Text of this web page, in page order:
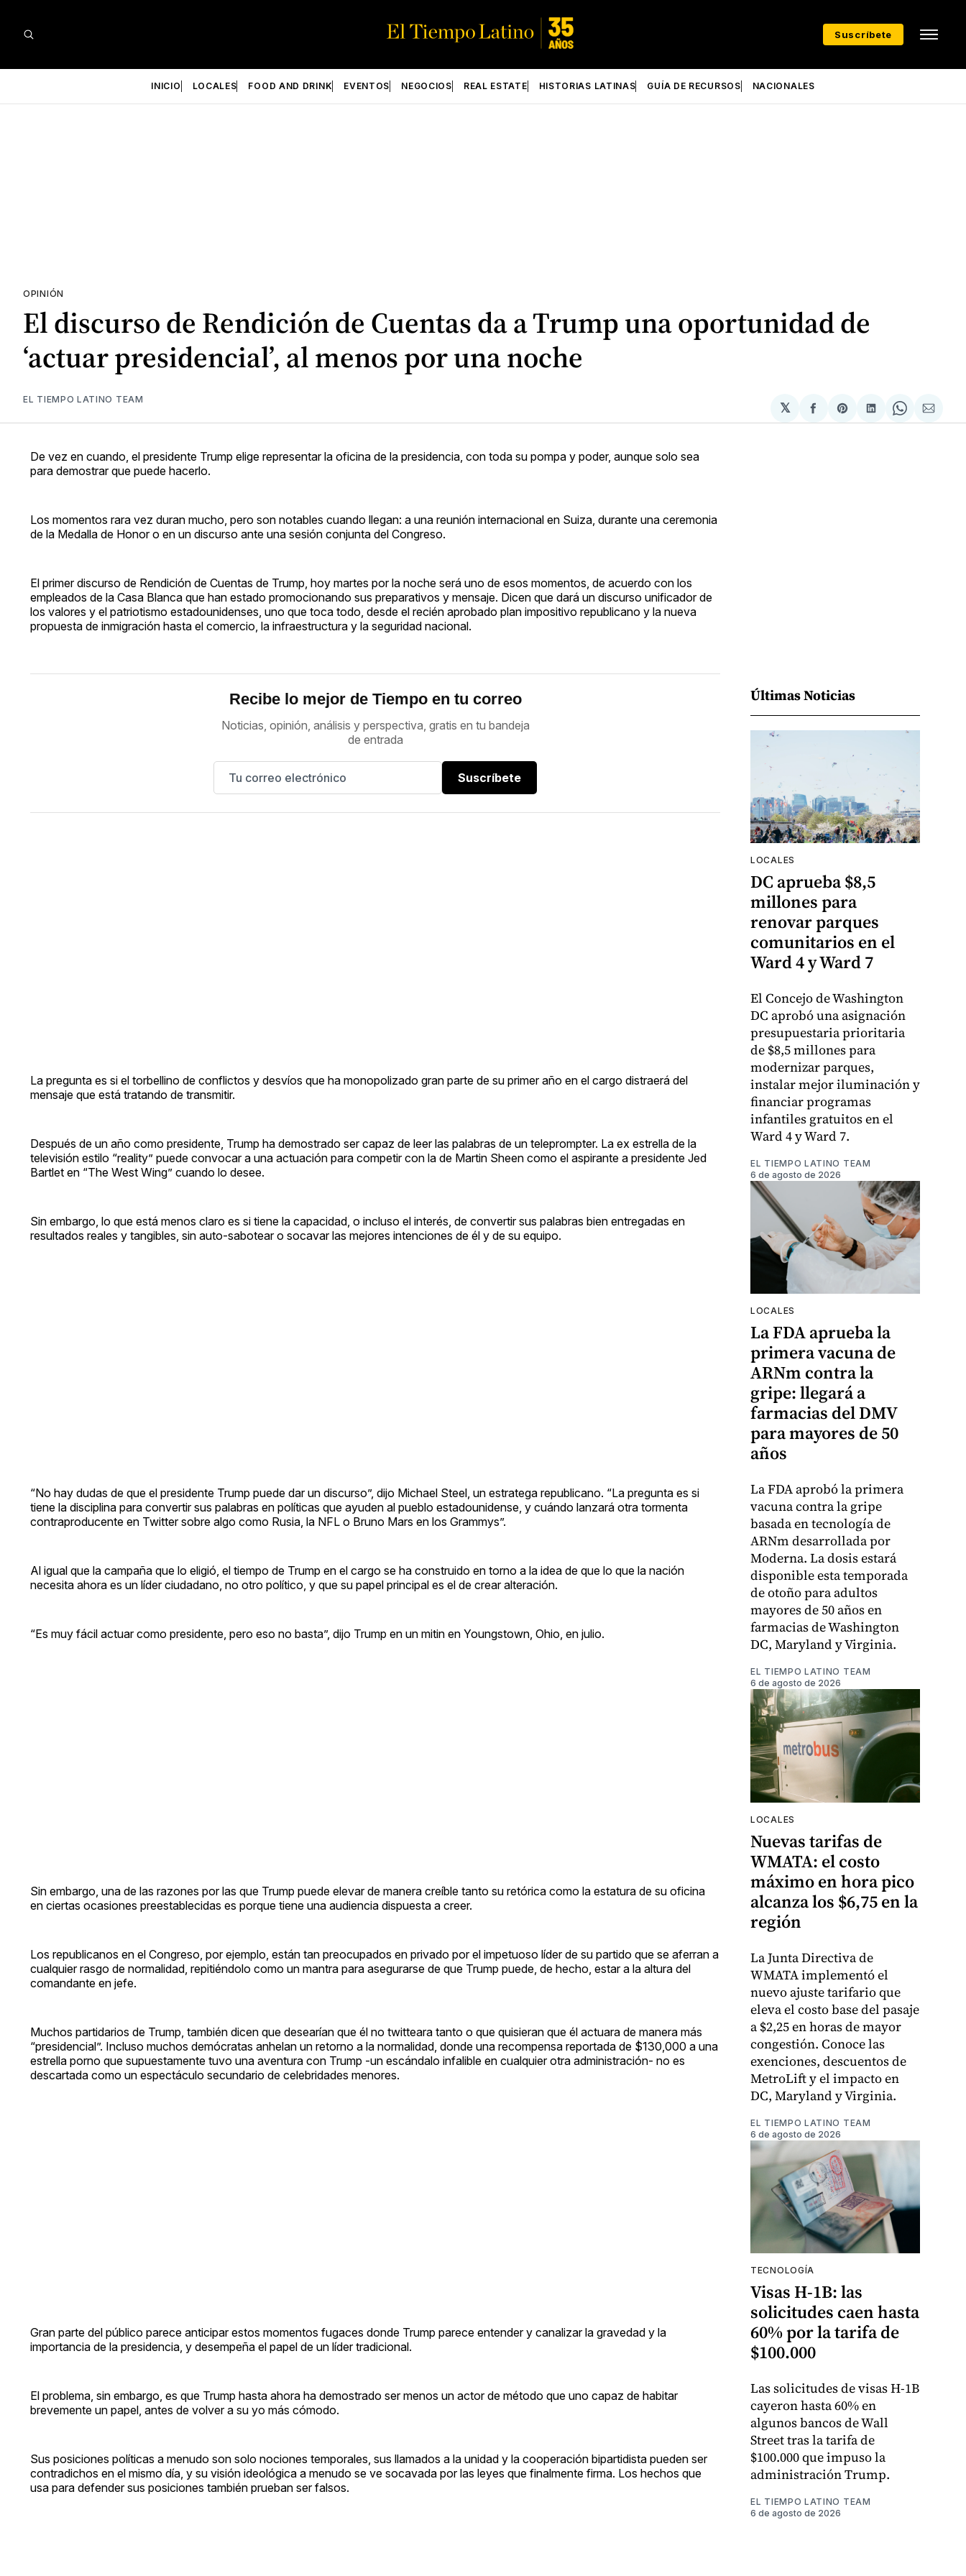
Suscríbete
INICIO LOCALES FOOD AND DRINK EVENTOS NEGOCIOS REAL ESTATE HISTORIAS LATINAS GUÍA DE RECURSOS NACIONALES
OPINIÓN
El discurso de Rendición de Cuentas da a Trump una oportunidad de
‘actuar presidencial’, al menos por una noche
EL TIEMPO LATINO TEAM
𝕏
Compartir
en
Share
on
Compartir
en
Share
on
via
De vez en cuando, el presidente Trump elige representar la oficina de la presidencia, con toda su pompa y poder, aunque solo sea
para demostrar que puede hacerlo.
Los momentos rara vez duran mucho, pero son notables cuando llegan: a una reunión internacional en Suiza, durante una ceremonia
de la Medalla de Honor o en un discurso ante una sesión conjunta del Congreso.
El primer discurso de Rendición de Cuentas de Trump, hoy martes por la noche será uno de esos momentos, de acuerdo con los
empleados de la Casa Blanca que han estado promocionando sus preparativos y mensaje. Dicen que dará un discurso unificador de
los valores y el patriotismo estadounidenses, uno que toca todo, desde el recién aprobado plan impositivo republicano y la nueva
propuesta de inmigración hasta el comercio, la infraestructura y la seguridad nacional.
Recibe lo mejor de Tiempo en tu correo
Noticias, opinión, análisis y perspectiva, gratis en tu bandeja
de entrada
Suscríbete
La pregunta es si el torbellino de conflictos y desvíos que ha monopolizado gran parte de su primer año en el cargo distraerá del
mensaje que está tratando de transmitir.
Después de un año como presidente, Trump ha demostrado ser capaz de leer las palabras de un teleprompter. La ex estrella de la
televisión estilo “reality” puede convocar a una actuación para competir con la de Martin Sheen como el aspirante a presidente Jed
Bartlet en “The West Wing” cuando lo desee.
Sin embargo, lo que está menos claro es si tiene la capacidad, o incluso el interés, de convertir sus palabras bien entregadas en
resultados reales y tangibles, sin auto-sabotear o socavar las mejores intenciones de él y de su equipo.
“No hay dudas de que el presidente Trump puede dar un discurso”, dijo Michael Steel, un estratega republicano. “La pregunta es si
tiene la disciplina para convertir sus palabras en políticas que ayuden al pueblo estadounidense, y cuándo lanzará otra tormenta
contraproducente en Twitter sobre algo como Rusia, la NFL o Bruno Mars en los Grammys”.
Al igual que la campaña que lo eligió, el tiempo de Trump en el cargo se ha construido en torno a la idea de que lo que la nación
necesita ahora es un líder ciudadano, no otro político, y que su papel principal es el de crear alteración.
“Es muy fácil actuar como presidente, pero eso no basta”, dijo Trump en un mitin en Youngstown, Ohio, en julio.
Sin embargo, una de las razones por las que Trump puede elevar de manera creíble tanto su retórica como la estatura de su oficina
en ciertas ocasiones preestablecidas es porque tiene una audiencia dispuesta a creer.
Los republicanos en el Congreso, por ejemplo, están tan preocupados en privado por el impetuoso líder de su partido que se aferran a
cualquier rasgo de normalidad, repitiéndolo como un mantra para asegurarse de que Trump puede, de hecho, estar a la altura del
comandante en jefe.
Muchos partidarios de Trump, también dicen que desearían que él no twitteara tanto o que quisieran que él actuara de manera más
“presidencial”. Incluso muchos demócratas anhelan un retorno a la normalidad, donde una recompensa reportada de $130,000 a una
estrella porno que supuestamente tuvo una aventura con Trump -un escándalo infalible en cualquier otra administración- no es
descartada como un espectáculo secundario de celebridades menores.
Gran parte del público parece anticipar estos momentos fugaces donde Trump parece entender y canalizar la gravedad y la
importancia de la presidencia, y desempeña el papel de un líder tradicional.
El problema, sin embargo, es que Trump hasta ahora ha demostrado ser menos un actor de método que uno capaz de habitar
brevemente un papel, antes de volver a su yo más cómodo.
Sus posiciones políticas a menudo son solo nociones temporales, sus llamados a la unidad y la cooperación bipartidista pueden ser
contradichos en el mismo día, y su visión ideológica a menudo se ve socavada por las leyes que finalmente firma. Los hechos que
usa para defender sus posiciones también prueban ser falsos.
Últimas Noticias
LOCALES
DC aprueba $8,5
millones para
renovar parques
comunitarios en el
Ward 4 y Ward 7
El Concejo de Washington
DC aprobó una asignación
presupuestaria prioritaria
de $8,5 millones para
modernizar parques,
instalar mejor iluminación y
financiar programas
infantiles gratuitos en el
Ward 4 y Ward 7.
EL TIEMPO LATINO TEAM
6 de agosto de 2026
LOCALES
La FDA aprueba la
primera vacuna de
ARNm contra la
gripe: llegará a
farmacias del DMV
para mayores de 50
años
La FDA aprobó la primera
vacuna contra la gripe
basada en tecnología de
ARNm desarrollada por
Moderna. La dosis estará
disponible esta temporada
de otoño para adultos
mayores de 50 años en
farmacias de Washington
DC, Maryland y Virginia.
EL TIEMPO LATINO TEAM
6 de agosto de 2026
LOCALES
Nuevas tarifas de
WMATA: el costo
máximo en hora pico
alcanza los $6,75 en la
región
La Junta Directiva de
WMATA implementó el
nuevo ajuste tarifario que
eleva el costo base del pasaje
a $2,25 en horas de mayor
congestión. Conoce las
exenciones, descuentos de
MetroLift y el impacto en
DC, Maryland y Virginia.
EL TIEMPO LATINO TEAM
6 de agosto de 2026
TECNOLOGÍA
Visas H-1B: las
solicitudes caen hasta
60% por la tarifa de
$100.000
Las solicitudes de visas H-1B
cayeron hasta 60% en
algunos bancos de Wall
Street tras la tarifa de
$100.000 que impuso la
administración Trump.
EL TIEMPO LATINO TEAM
6 de agosto de 2026